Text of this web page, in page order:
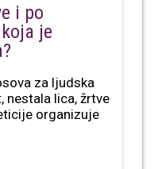
i po
je
za ljudska
nestala lica, žrtve
organizuje